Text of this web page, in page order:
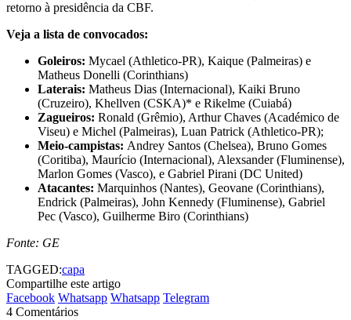
retorno à presidência da CBF.
Veja a lista de convocados:
Goleiros: Mycael (Athletico-PR), Kaique (Palmeiras) e
Matheus Donelli (Corinthians)
Laterais: Matheus Dias (Internacional), Kaiki Bruno
(Cruzeiro), Khellven (CSKA)* e Rikelme (Cuiabá)
Zagueiros: Ronald (Grêmio), Arthur Chaves (Académico de
Viseu) e Michel (Palmeiras), Luan Patrick (Athletico-PR);
Meio-campistas: Andrey Santos (Chelsea), Bruno Gomes
(Coritiba), Maurício (Internacional), Alexsander (Fluminense),
Marlon Gomes (Vasco), e Gabriel Pirani (DC United)
Atacantes: Marquinhos (Nantes), Geovane (Corinthians),
Endrick (Palmeiras), John Kennedy (Fluminense), Gabriel
Pec (Vasco), Guilherme Biro (Corinthians)
Fonte: GE
TAGGED:capa
Compartilhe este artigo
Facebook Whatsapp Whatsapp Telegram
4 Comentários